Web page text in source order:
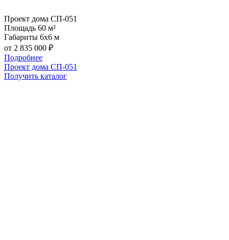
Проект дома СП-051
Площадь 60 м²
Габариты 6х6 м
от 2 835 000 ₽
Подробнее
Проект дома СП-051
Получить каталог